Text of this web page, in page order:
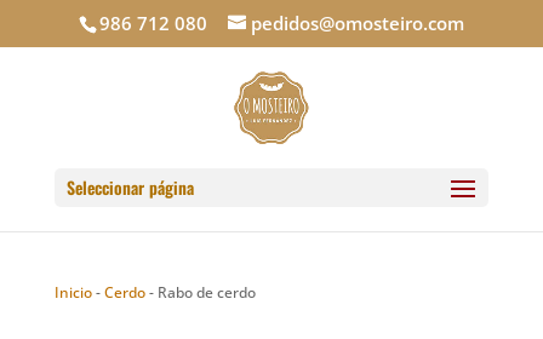
986 712 080 pedidos@omosteiro.com
Seleccionar página
Inicio-Cerdo- Rabo de cerdo